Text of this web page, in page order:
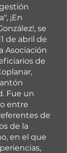
¡En
se
de abril de
Asociación
de
Fue un
entre
de
de la
en el que